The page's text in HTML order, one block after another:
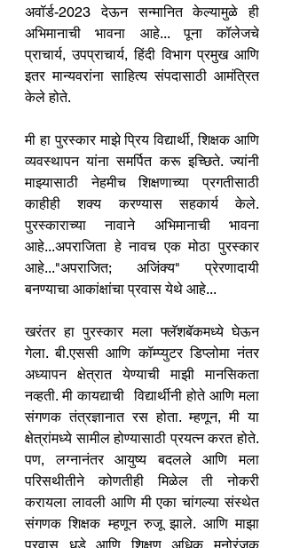
अवॉर्ड-2023 देऊन सन्मानित केल्यामुळे ही
अभिमानाची भावना आहे... पूना कॉलेजचे
प्राचार्य, उपप्राचार्य, हिंदी विभाग प्रमुख आणि
इतर मान्यवरांना साहित्य संपदासाठी आमंत्रित
केले होते.
मी हा पुरस्कार माझे प्रिय विद्यार्थी, शिक्षक आणि
व्यवस्थापन यांना समर्पित करू इच्छिते. ज्यांनी
माझ्यासाठी नेहमीच शिक्षणाच्या प्रगतीसाठी
काहीही शक्य करण्यास सहकार्य केले.
पुरस्काराच्या नावाने अभिमानाची भावना
आहे...अपराजिता हे नावच एक मोठा पुरस्कार
आहे..."अपराजित; अजिंक्य" प्रेरणादायी
बनण्याचा आकांक्षांचा प्रवास येथे आहे...
खरंतर हा पुरस्कार मला फ्लॅशबॅकमध्ये घेऊन
गेला. बी.एससी आणि कॉम्प्युटर डिप्लोमा नंतर
अध्यापन क्षेत्रात येण्याची माझी मानसिकता
नव्हती. मी कायद्याची  विद्यार्थीनी होते आणि मला
संगणक तंत्रज्ञानात रस होता. म्हणून, मी या
क्षेत्रांमध्ये सामील होण्यासाठी प्रयत्न करत होते.
पण, लग्नानंतर आयुष्य बदलले आणि मला
परिसथीतीने कोणतीही मिळेल ती नोकरी
करायला लावली आणि मी एका चांगल्या संस्थेत
संगणक शिक्षक म्हणून रुजू झाले. आणि माझा
प्रवास धडे आणि शिक्षण अधिक मनोरंजक